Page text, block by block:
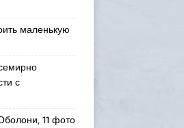
маленькую
с
11 фото